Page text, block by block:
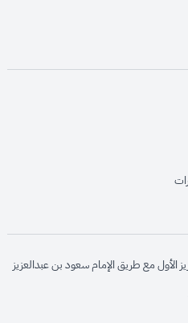
opens
opens in new window
الأول مع طريق الإمام سعود بن عبدالعزيز